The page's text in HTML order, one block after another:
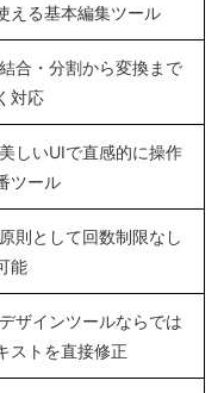
える基本編集ツール
合・分割から変換まで
対応
しいUIで直感的に操作
ツール
則として回数制限なし
能
ザインツールならでは
ストを直接修正